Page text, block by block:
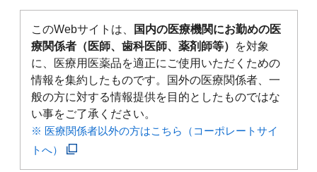
このWebサイトは、
国内の医療機関にお勤めの医
療関係者（医師、歯科医師、薬剤師等）
を対象
に、医療用医薬品を適正にご使用いただくための
情報を集約したものです。国外の医療関係者、一
般の方に対する情報提供を目的としたものではな
い事をご了承ください。
※ 医療関係者以外の方はこちら（コーポレートサイ
トへ）